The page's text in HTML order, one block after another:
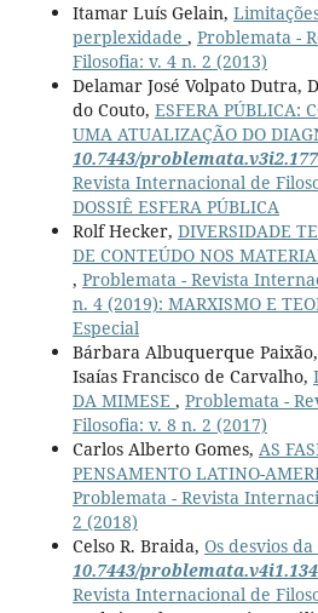
Itamar Luís Gelain,
perplexidade , Problemata -
Filosofia: v. 4 n. 2 (2013)
Delamar José Volpato Dutra,
do Couto, ESFERA PÚBLICA:
UMA ATUALIZAÇÃO DO
10.7443/
Revista Internacional de
DOSSIÊ ESFERA PÚBLICA
Rolf Hecker, DIVERSIDADE
DE CONTEÚDO NOS
, Problemata - Revista
n. 4 (2019): MARXISMO E
Especial
Bárbara Albuquerque Paixão,
Isaías Francisco de Carvalho,
DA MIMESE , Problemata -
Filosofia: v. 8 n. 2 (2017)
Carlos Alberto Gomes, AS
PENSAMENTO LATINO-
Problemata - Revista
2 (2018)
Celso R. Braida, Os desvios
10.7443/
Revista Internacional de